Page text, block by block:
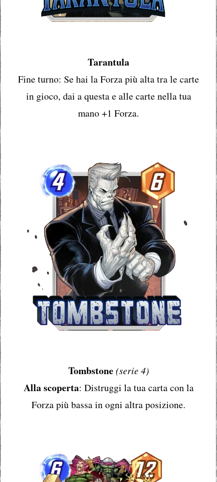
Tarantula
Fine turno: Se hai la Forza più alta tra le carte
in gioco, dai a questa e alle carte nella tua
mano +1 Forza.
Tombstone(serie 4)
Alla scoperta: Distruggi la tua carta con la
Forza più bassa in ogni altra posizione.